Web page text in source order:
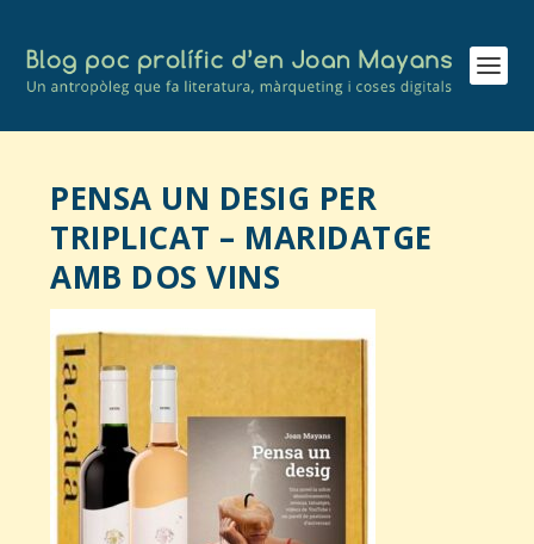
PENSA UN DESIG PER
TRIPLICAT – MARIDATGE
AMB DOS VINS